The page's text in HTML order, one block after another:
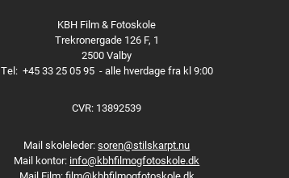
KBH Film & Fotoskole
Trekronergade 126 F, 1
2500 Valby
Tel: +45 33 25 05 95- alle hverdage fra kl 9:00
CVR: 13892539
Mail skoleleder:soren@stilskarpt.nu
Mail kontor: info@kbhfilmogfotoskole.dk